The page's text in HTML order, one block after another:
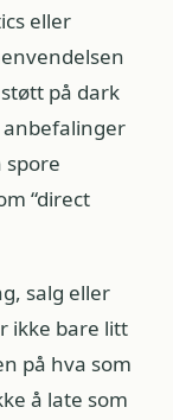
eller
på dark
spore
“direct
salg eller
ikke bare litt
på hva som
å late som